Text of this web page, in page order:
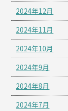
2024年12月
2024年11月
2024年10月
2024年9月
2024年8月
2024年7月